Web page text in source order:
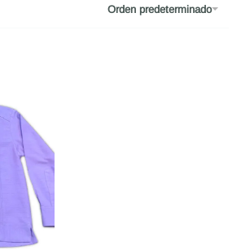
Orden predeterminado